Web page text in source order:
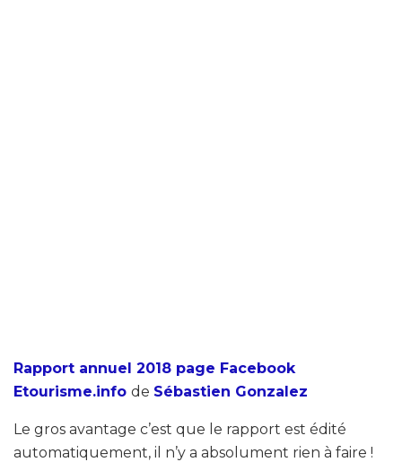
Rapport annuel 2018 page Facebook
Etourisme.info de Sébastien Gonzalez
Le gros avantage c’est que le rapport est édité
automatiquement, il n’y a absolument rien à faire !